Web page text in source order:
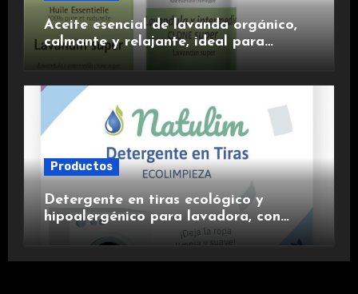
Aceite esencial de lavanda orgánico,
calmante y relajante, ideal para
Productos
Detergente en tiras ecológico y
hipoalergénico para lavadora, con
suavizante incluido y fragancia de